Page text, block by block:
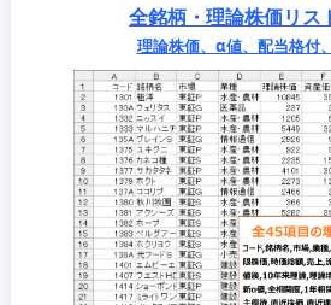
全銘柄・理論株価リス
理論株価、α値、配当格付